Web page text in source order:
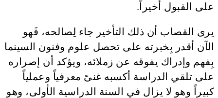
على القبول أخيراً.
يرى القصاب أن ذلك التأخير جاء لِصالحه، فَهو
الآن أقدر بِخبرته على تحصل علوم وفنون السينما
بِفهم وإدراك يفوقه عن زملائه، ويؤكد أن إصراره
على تلقي الدراسة أكسبه غنىً معرفياً وعملياً
كبيراً وهو لا يزال في السنة الدراسية الأولى، وهو